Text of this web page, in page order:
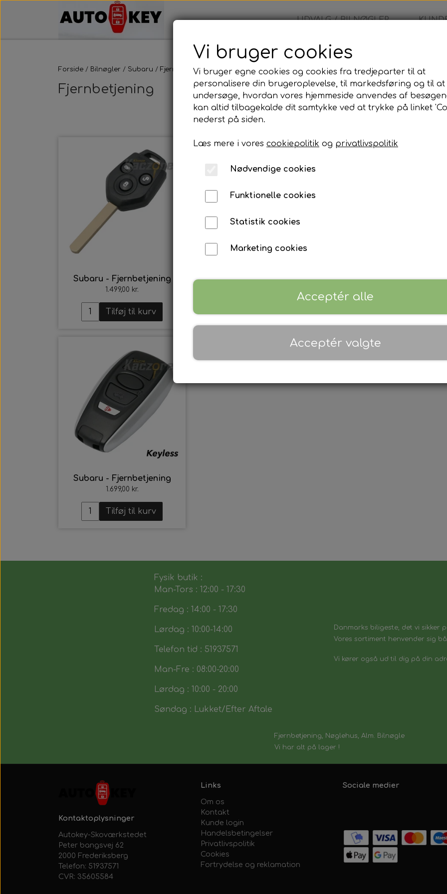
UDVALG / BILNØGLER
Forside Bilnøgler Subaru Fjernbetjening
Fjernbetjening
Subaru - Fjernbetjening
1.499,00 kr.
Tilføj til kurv
Subaru - Fjernbetjening Subaru -
Subaru - Fjernbetjening
1.699,00 kr.
Tilføj til kurv
Fysik butik :
Man-Tors : 12:00 - 17:30
Fredag : 14:00 - 17:30
Lørdag : 10:00-14:00
Telefon tid : 51937571
Man-Fre : 08:00-20:00
Lørdag : 10:00 - 20:00
Søndag : Lukket/Efter Aftale
Danmarks biligeste, det vi sikker
Vores sortiment henvender sig
Vi kører også ud til dig på din
Fjernbetjening, Nøglehus, Alm. Bilnøgle
Vi har alt på lager !
Kontaktoplysninger
Autokey-Skoværkstedet
Peter bangsvej 62
2000 Frederiksberg
Telefon: 51937571
CVR: 35605584
Links
Om os
Kontakt
Kunde login
Handelsbetingelser
Privatlivspolitik
Cookies
Fortrydelse og reklamation
Sociale medier
Vi bruger cookies
Vi bruger egne cookies og cookies fra tredjeparter til at
personalisere din brugeroplevelse, til markedsføring og til at
undersøge, hvordan vores hjemmeside anvendes af
kan altid tilbagekalde dit samtykke ved at trykke på linket
nederst på siden.
Læs mere i vores cookiepolitik og privatlivspolitik
Nødvendige cookies
Funktionelle cookies
Statistik cookies
Marketing cookies
Acceptér alle
Acceptér valgte